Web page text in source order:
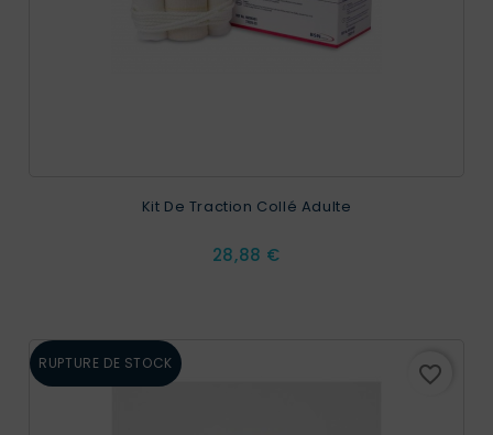
Kit De Traction Collé Adulte
Prix
28,88 €
RUPTURE DE STOCK favorite_border